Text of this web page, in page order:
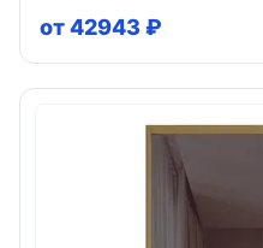
от 42943 ₽